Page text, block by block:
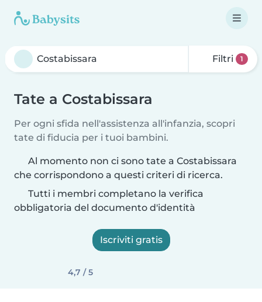
Filtri 1
Tate a Costabissara
Per ogni sfida nell'assistenza all'infanzia, scopri
tate di fiducia per i tuoi bambini.
Al momento non ci sono tate a Costabissara
che corrispondono a questi criteri di ricerca.
Tutti i membri completano la verifica
obbligatoria del documento d'identità
Iscriviti gratis
4,7 / 5